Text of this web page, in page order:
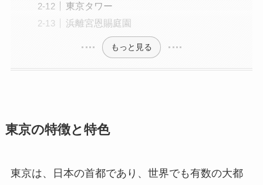
東京タワー
浜離宮恩賜庭園
もっと見る
東京の特徴と特色
東京は、日本の首都であり、世界でも有数の大都